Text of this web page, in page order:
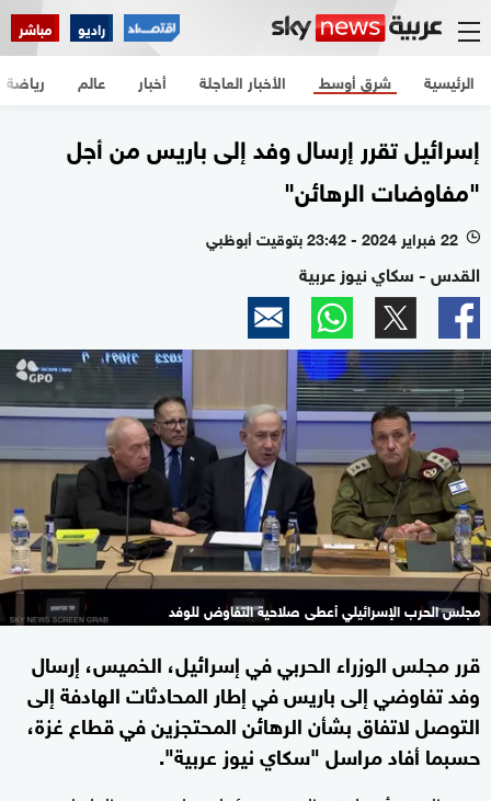
راديو مباشر
الرئيسية الأخبار العاجلة أخبار شرق أوسط عالم رياضة
إسرائيل تقرر إرسال وفد إلى باريس من أجل
"مفاوضات الرهائن"
l 22 فبراير 2024 - 23:42 بتوقيت أبوظبي
القدس - سكاي نيوز عربية
مجلس الحرب الإسرائيلي أعطى صلاحية التفاوض للوفد
قرر مجلس الوزراء الحربي في إسرائيل، الخميس، إرسال
وفد تفاوضي إلى باريس في إطار المحادثات الهادفة إلى
التوصل لاتفاق بشأن الرهائن المحتجزين في قطاع غزة،
حسبما أفاد مراسل "سكاي نيوز عربية".